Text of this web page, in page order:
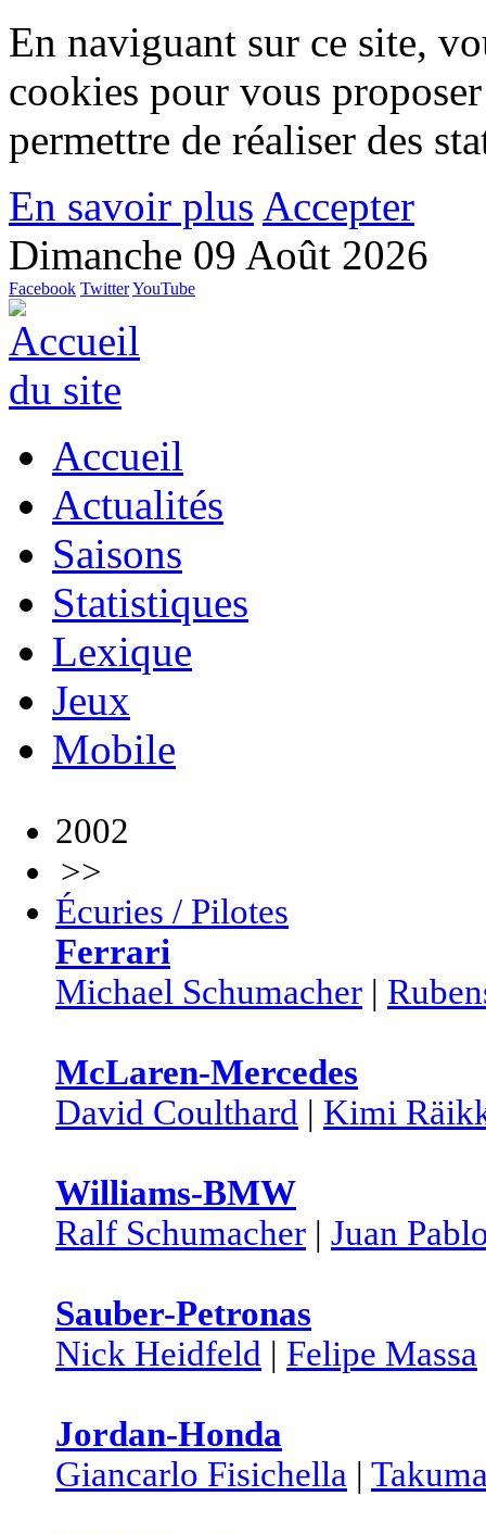
En naviguant sur ce site,
cookies pour vous
permettre de réaliser des
En savoir plus Accepter
Dimanche 09 Août 2026
Facebook TwitterYouTube
Accueil
Actualités
Saisons
Statistiques
Lexique
Jeux
Mobile
2002
>>
Écuries / Pilotes
Ferrari
Michael Schumacher |
McLaren-Mercedes
David Coulthard | Kimi
Williams-BMW
Ralf Schumacher | Juan
Sauber-Petronas
Nick Heidfeld | Felipe Massa
Jordan-Honda
Giancarlo Fisichella |